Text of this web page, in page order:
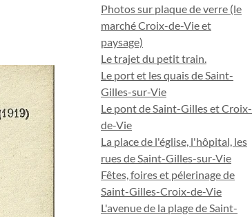
Photos sur plaque de verre (le
marché Croix-de-Vie et
paysage)
Le trajet du petit train.
Le port et les quais de Saint-
Gilles-sur-Vie
Le pont de Saint-Gilles et Croix-
de-Vie
La place de l'église, l'hôpital, les
rues de Saint-Gilles-sur-Vie
Fêtes, foires et pélerinage de
Saint-Gilles-Croix-de-Vie
L'avenue de la plage de Saint-